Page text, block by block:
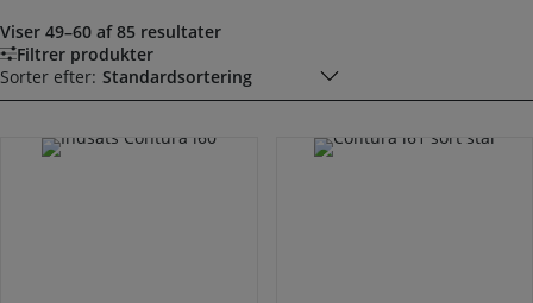
Viser 49–60 af 85 resultater
Filtrer produkter
Sorter efter: